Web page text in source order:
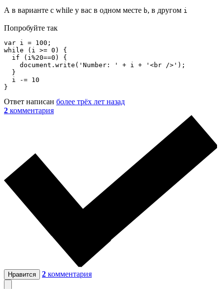
А в варианте с while у вас в одном месте b, в другом i
Попробуйте так
var i = 100;
while (i >= 0) {
  if (i%20==0) {
    document.write('Number: ' + i + '<br />');
  }
  i -= 10
}
Ответ написан более трёх лет назад
2 комментария
Нравится 2 комментария